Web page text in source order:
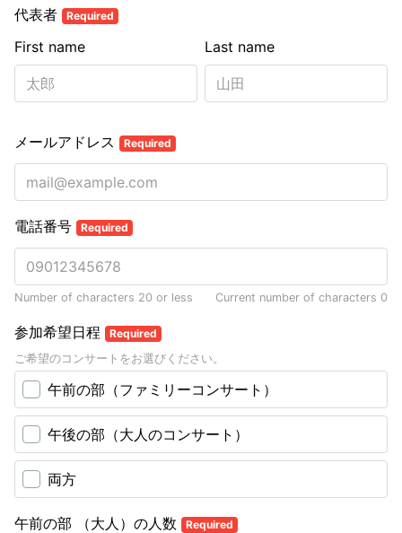
代表者 Required
Last name
First name
メールアドレス Required
電話番号 Required
Number of characters 20 or less Current number of characters 0
参加希望日程 Required
ご希望のコンサートをお選びください。
午前の部（ファミリーコンサート）
午後の部（大人のコンサート）
両方
午前の部 （大人）の人数 Required